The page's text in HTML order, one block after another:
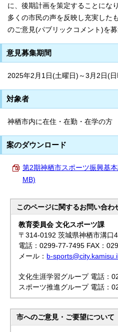
に、後期計画を策定することにな
多くの市民の声を反映し充実した
のご意見(パブリックコメント)を募
意見募集期間
2025年2月1日(土曜日)～3月2日(日
対象者
神栖市内に在住・在勤・在学の方
案のダウンロード
第2期神栖市スポーツ振興基
MB)
このページに関するお問い合わ
教育委員会 文化スポーツ課
〒314-0192 茨城県神栖市溝口
電話：0299-77-7495 FAX：
メール： b-
文化生涯学習グループ 電話：
スポーツ推進グループ 電話：
市へのご意見・ご要望について